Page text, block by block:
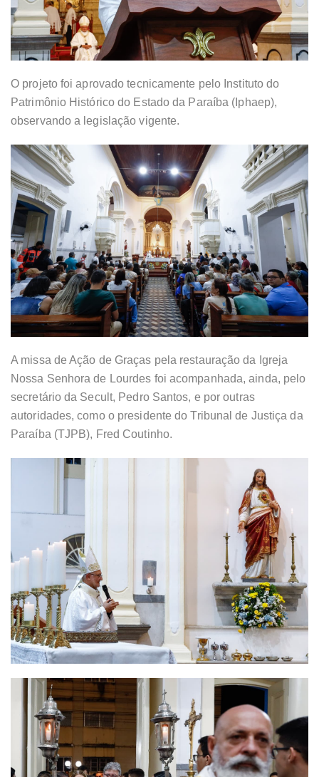
O projeto foi aprovado tecnicamente pelo Instituto do
Patrimônio Histórico do Estado da Paraíba (Iphaep),
observando a legislação vigente.
A missa de Ação de Graças pela restauração da Igreja
Nossa Senhora de Lourdes foi acompanhada, ainda, pelo
secretário da Secult, Pedro Santos, e por outras
autoridades, como o presidente do Tribunal de Justiça da
Paraíba (TJPB), Fred Coutinho.